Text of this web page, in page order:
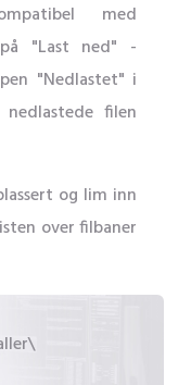
med
"Last ned" -
"Nedlastet" i
filen
og lim inn
over filbaner